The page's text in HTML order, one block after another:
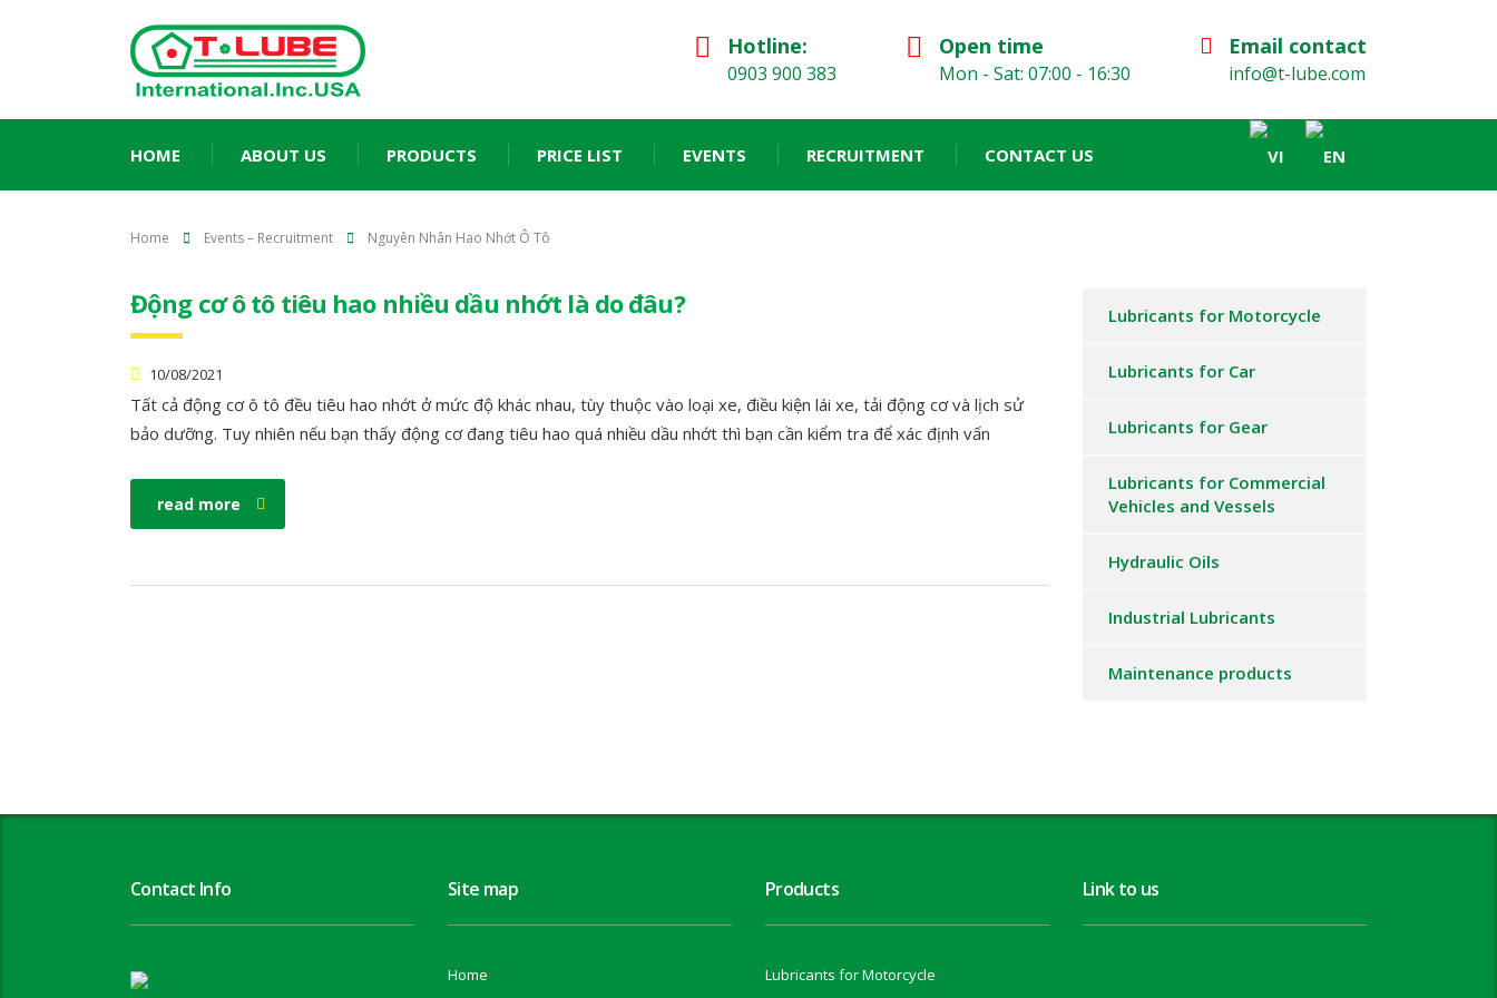
Email contact
info@t-lube.com
Open time
Mon - Sat: 07:00 - 16:30
Hotline:
0903 900 383
HOME ABOUT US PRODUCTS PRICE LIST EVENTS RECRUITMENT CONTACT US
Home Events – Recruitment Nguyên Nhân Hao Nhớt Ô Tô
Động cơ ô tô tiêu hao nhiều dầu nhớt là do đâu?
10/08/2021
Tất cả động cơ ô tô đều tiêu hao nhớt ở mức độ khác nhau, tùy thuộc vào loại xe, điều kiện lái xe, tải động cơ và lịch sử
bảo dưỡng. Tuy nhiên nếu bạn thấy động cơ đang tiêu hao quá nhiều dầu nhớt thì bạn cần kiểm tra để xác định vấn
read more
Lubricants for Motorcycle
Lubricants for Car
Lubricants for Gear
Lubricants for Commercial
Vehicles and Vessels
Hydraulic Oils
Industrial Lubricants
Maintenance products
Contact Info Site map
Home
Products
Lubricants for Motorcycle
Link to us